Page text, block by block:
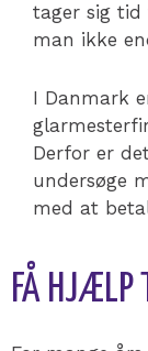
tager sig tid
man ikke
I Danmark
Derfor er
undersøge
med at
FÅ HJÆLP